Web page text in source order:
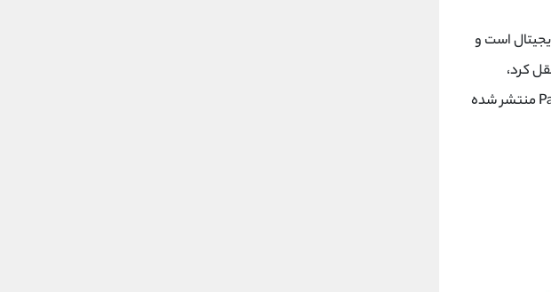
است و
کرد،
پکسوس پایدار است و با نسبت 1:1 با دلار پشتیبانی می شود و همچنین توسط شرکت Paxos Trust منتشر شده